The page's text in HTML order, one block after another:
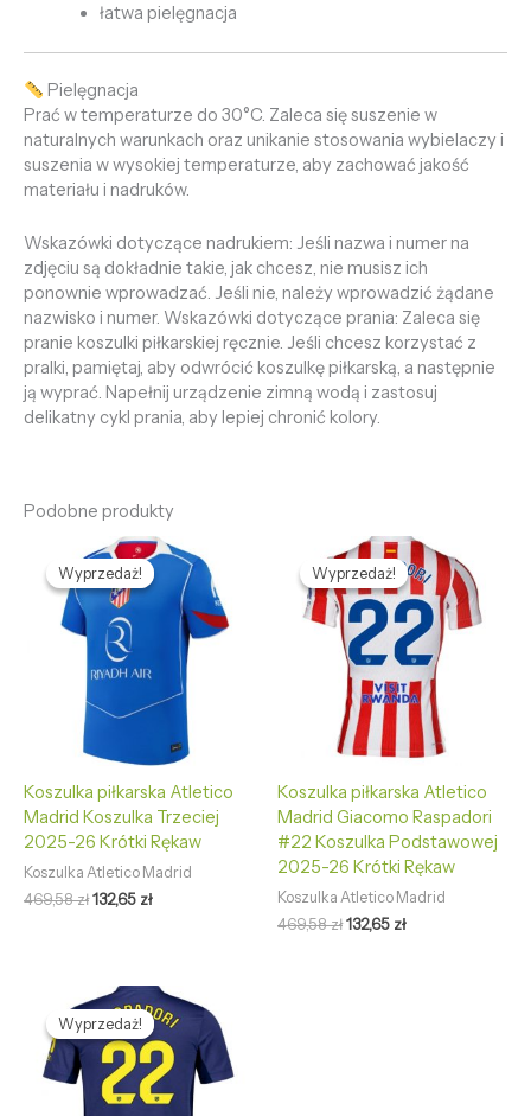
łatwa pielęgnacja
Pielęgnacja
Prać w temperaturze do 30°C. Zaleca się suszenie w
naturalnych warunkach oraz unikanie stosowania wybielaczy i
suszenia w wysokiej temperaturze, aby zachować jakość
materiału i nadruków.
Wskazówki dotyczące nadrukiem: Jeśli nazwa i numer na
zdjęciu są dokładnie takie, jak chcesz, nie musisz ich
ponownie wprowadzać. Jeśli nie, należy wprowadzić żądane
nazwisko i numer. Wskazówki dotyczące prania: Zaleca się
pranie koszulki piłkarskiej ręcznie. Jeśli chcesz korzystać z
pralki, pamiętaj, aby odwrócić koszulkę piłkarską, a następnie
ją wyprać. Napełnij urządzenie zimną wodą i zastosuj
delikatny cykl prania, aby lepiej chronić kolory.
Podobne produkty
Wyprzedaż!
Wyprzedaż!
Koszulka piłkarska Atletico
Madrid Koszulka Trzeciej
2025-26 Krótki Rękaw
Koszulka Atletico Madrid
469,58zł
Pierwotna
cena
wynosiła:
469,58 zł.
132,65 zł
Aktualna
cena
wynosi:
132,65 zł.
Wyprzedaż!
Wyprzedaż!
Koszulka piłkarska Atletico
Madrid Giacomo Raspadori
#22 Koszulka Podstawowej
2025-26 Krótki Rękaw
Koszulka Atletico Madrid
469,58zł
Pierwotna
cena
wynosiła:
469,58 zł.
132,65 zł
Aktualna
cena
wynosi:
132,65 zł.
Wyprzedaż!
Wyprzedaż!
Pierwotna
cena
wynosiła:
469,58 zł.
Aktualna
cena
wynosi:
132,65 zł.